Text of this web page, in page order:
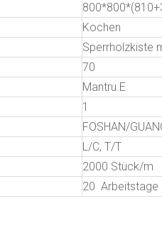
Kochen
Sperrholzkiste
70
Mantru.E
1
FOSHAN/
L/C, T/T
2000 Stück/m
20 Arbeitstage